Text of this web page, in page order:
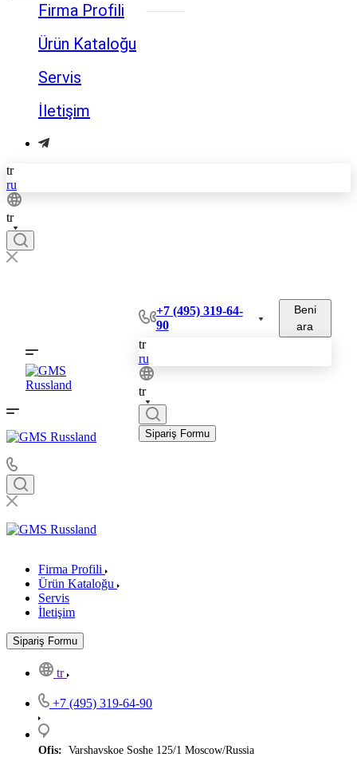
Firma Profili
Ürün Kataloğu
Servis
İletişim
tr
ru
tr
+7 (495) 319-64-
90
Beni
ara
tr
ru
tr
Sipariş Formu
Firma Profili
Ürün Kataloğu
Servis
İletişim
Sipariş Formu
tr
+7 (495) 319-64-90
Ofis: Varshavskoe Soshe 125/1 Moscow/Russia